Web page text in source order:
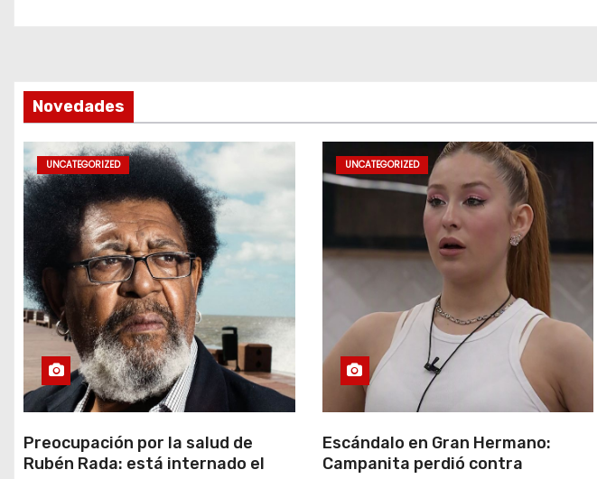
r
a
d
a
s
Novedades
UNCATEGORIZED
Preocupación por la salud de
Rubén Rada: está internado el
UNCATEGORIZED
Escándalo en Gran Hermano:
Campanita perdió contra